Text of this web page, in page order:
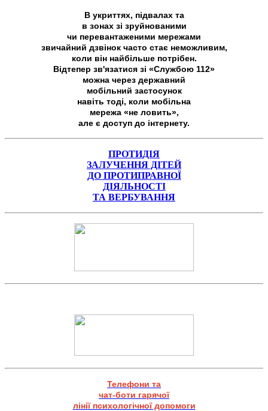
В укриттях, підвалах та
в зонах зі зруйнованими
чи перевантаженими мережами
звичайний дзвінок часто стає неможливим,
коли він найбільше потрібен.
Відтепер зв'язатися зі «Службою 112»
можна через державний
мобільний застосунок
навіть тоді, коли мобільна
мережа «не ловить»,
але є доступ до інтернету.
ПРОТИДІЯ
ЗАЛУЧЕННЯ ДІТЕЙ
ДО ПРОТИПРАВНОЇ
ДІЯЛЬНОСТІ
ТА ВЕРБУВАННЯ
Телефони та
чат-боти гарячої
лінії психологічної допомоги